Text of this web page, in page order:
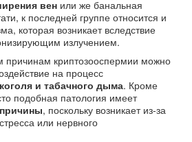
вен или же банальная
к последней группе относится и
которая возникает вследствие
излучением.
причинам криптозооспермии можно
на процесс
и табачного дыма. Кроме
подобная патология имеет
, поскольку возникает из-за
или нервного